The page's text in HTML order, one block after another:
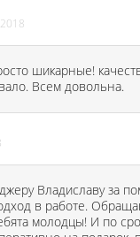
шикарные!
Всем довольна.
Владиславу за
в работе.
молодцы! И по